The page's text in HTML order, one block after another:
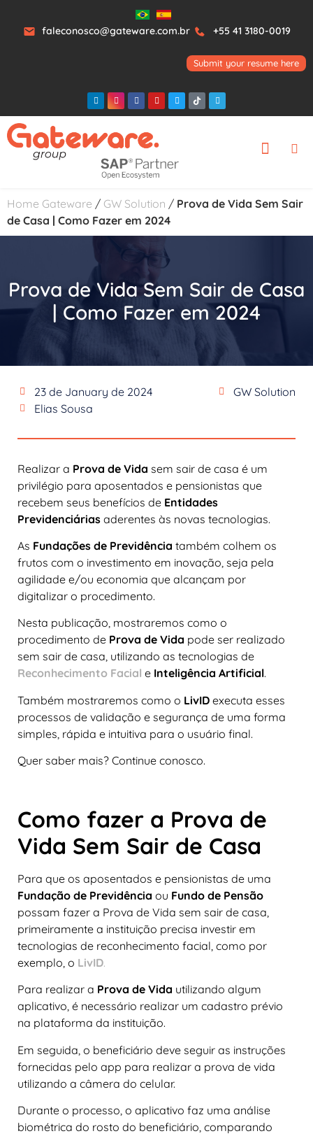
faleconosco@gateware.com.br +55 41 3180-0019
Submit your resume here
Home Gateware / GW Solution / Prova de Vida Sem Sair
de Casa | Como Fazer em 2024
Prova de Vida Sem Sair de Casa
| Como Fazer em 2024
23 de January de 2024
GW Solution
Elias Sousa
Realizar a Prova de Vida sem sair de casa é um
privilégio para aposentados e pensionistas que
recebem seus benefícios de Entidades
Previdenciárias aderentes às novas tecnologias.
As Fundações de Previdência também colhem os
frutos com o investimento em inovação, seja pela
agilidade e/ou economia que alcançam por
digitalizar o procedimento.
Nesta publicação, mostraremos como o
procedimento de Prova de Vida pode ser realizado
sem sair de casa, utilizando as tecnologias de
Reconhecimento Facial e Inteligência Artificial.
Também mostraremos como o LivID executa esses
processos de validação e segurança de uma forma
simples, rápida e intuitiva para o usuário final.
Quer saber mais? Continue conosco.
Como fazer a Prova de
Vida Sem Sair de Casa
Para que os aposentados e pensionistas de uma
Fundação de Previdência ou Fundo de Pensão
possam fazer a Prova de Vida sem sair de casa,
primeiramente a instituição precisa investir em
tecnologias de reconhecimento facial, como por
exemplo, o LivID.
Para realizar a Prova de Vida utilizando algum
aplicativo, é necessário realizar um cadastro prévio
na plataforma da instituição.
Em seguida, o beneficiário deve seguir as instruções
fornecidas pelo app para realizar a prova de vida
utilizando a câmera do celular.
Durante o processo, o aplicativo faz uma análise
biométrica do rosto do beneficiário, comparando